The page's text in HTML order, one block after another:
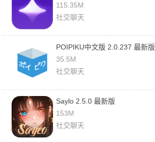
115.35M
社交聊天
POIPIKU中文版 2.0.237 最新版
35.5M
社交聊天
Saylo 2.5.0 最新版
153M
社交聊天